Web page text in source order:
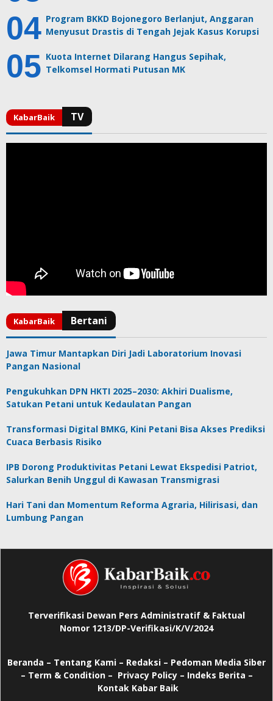
Program BKKD Bojonegoro Berlanjut, Anggaran
Menyusut Drastis di Tengah Jejak Kasus Korupsi
Kuota Internet Dilarang Hangus Sepihak,
Telkomsel Hormati Putusan MK
Jawa Timur Mantapkan Diri Jadi Laboratorium Inovasi
Pangan Nasional
Pengukuhkan DPN HKTI 2025–2030: Akhiri Dualisme,
Satukan Petani untuk Kedaulatan Pangan
Transformasi Digital BMKG, Kini Petani Bisa Akses Prediksi
Cuaca Berbasis Risiko
IPB Dorong Produktivitas Petani Lewat Ekspedisi Patriot,
Salurkan Benih Unggul di Kawasan Transmigrasi
Hari Tani dan Momentum Reforma Agraria, Hilirisasi, dan
Lumbung Pangan
Terverifikasi Dewan Pers Administratif & Faktual
Nomor 1213/DP-Verifikasi/K/V/2024
Beranda – Tentang Kami – Redaksi – Pedoman Media Siber
– Term & Condition – Privacy Policy– Indeks Berita –
Kontak Kabar Baik